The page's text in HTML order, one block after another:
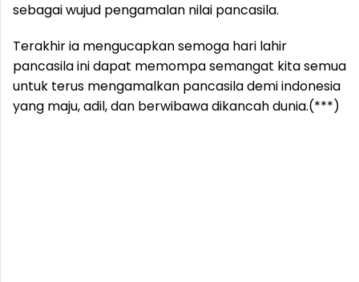
sebagai wujud pengamalan nilai pancasila.
Terakhir ia mengucapkan semoga hari lahir
pancasila ini dapat memompa semangat kita semua
untuk terus mengamalkan pancasila demi indonesia
yang maju, adil, dan berwibawa dikancah dunia.(***)